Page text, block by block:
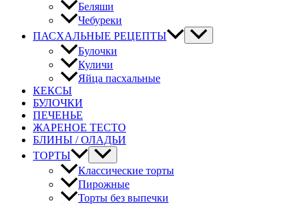
Беляши
Чебуреки
ПАСХАЛЬНЫЕ РЕЦЕПТЫ
Булочки
Куличи
Яйца пасхальные
КЕКСЫ
БУЛОЧКИ
ПЕЧЕНЬЕ
ЖАРЕНОЕ ТЕСТО
БЛИНЫ / ОЛАДЬИ
ТОРТЫ
Классические торты
Пирожные
Торты без выпечки